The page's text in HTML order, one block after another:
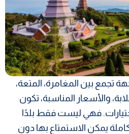
تجمع بين المغامرة، المتعة،
والأسعار المناسبة، تكون
فهي ليست فقط بلدًا
يمكن الاستمتاع بها دون